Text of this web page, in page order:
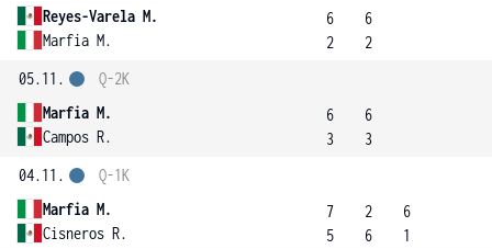
Reyes-Varela M.
Marfia M.
6
2
6
2
05.11.
Marfia M.
Campos R.
Q-2K
6
3
6
3
04.11.
Marfia M.
Cisneros R.
Q-1K
7
5
2
6
6
1